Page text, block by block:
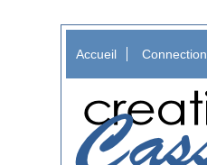
Accueil Connection